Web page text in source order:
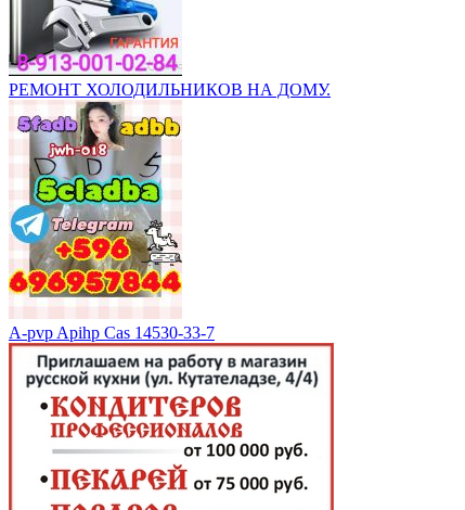
РЕМОНТ ХОЛОДИЛЬНИКОВ НА ДОМУ.
A-pvp Apihp Cas 14530-33-7